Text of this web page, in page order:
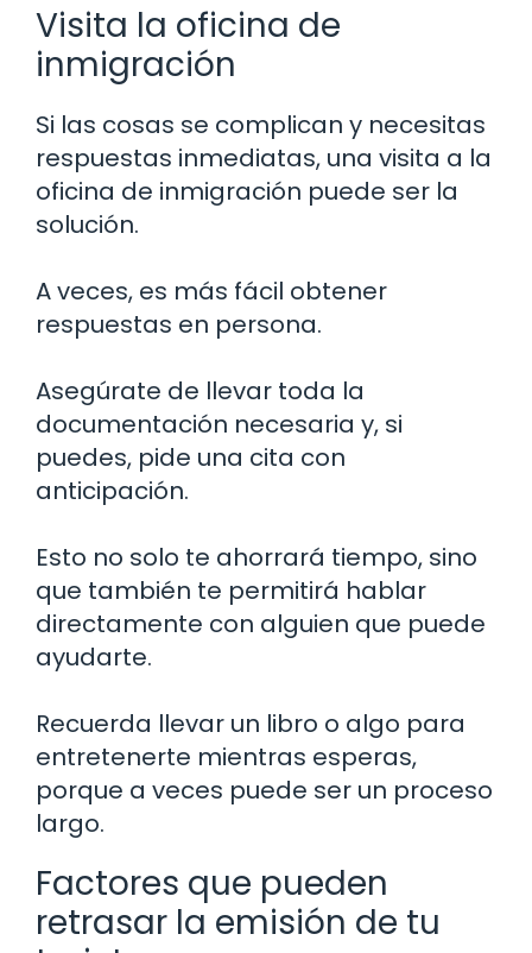
Visita la oficina de
inmigración
Si las cosas se complican y necesitas
respuestas inmediatas, una visita a la
oficina de inmigración puede ser la
solución.
A veces, es más fácil obtener
respuestas en persona.
Asegúrate de llevar toda la
documentación necesaria y, si
puedes, pide una cita con
anticipación.
Esto no solo te ahorrará tiempo, sino
que también te permitirá hablar
directamente con alguien que puede
ayudarte.
Recuerda llevar un libro o algo para
entretenerte mientras esperas,
porque a veces puede ser un proceso
largo.
Factores que pueden
retrasar la emisión de tu